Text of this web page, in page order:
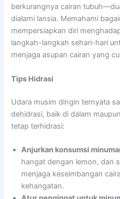
berkurangnya cairan
dialami lansia. Memahami
mempersiapkan diri
langkah-langkah sehari-hari
menjaga asupan cairan yang
Tips Hidrasi
Udara musim dingin ternyata
dehidrasi, baik di dalam
tetap terhidrasi:
Anjurkan konsumsi
hangat dengan lemon, dan
menjaga keseimbangan
kehangatan.